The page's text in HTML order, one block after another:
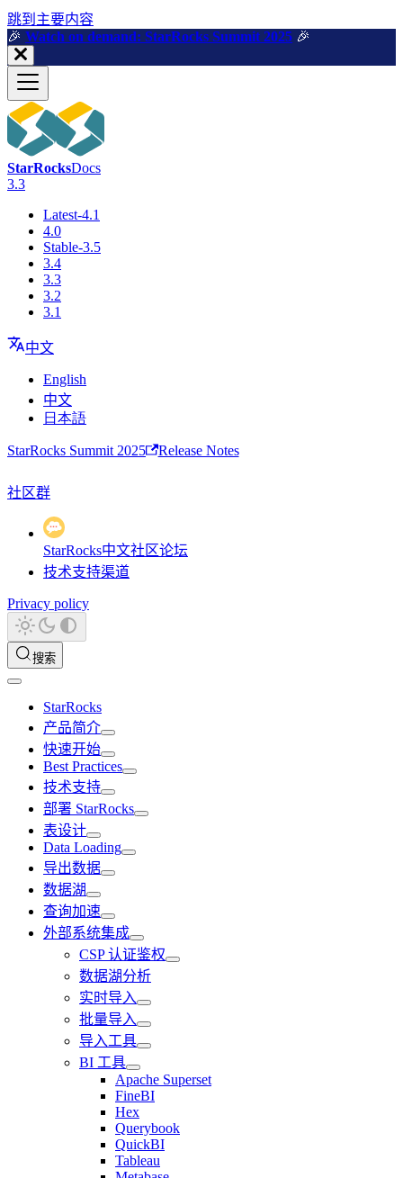
跳到主要内容
🎉️ Watch on demand: StarRocks Summit 2025 🎉️
StarRocksDocs
3.3
Latest-4.1
4.0
Stable-3.5
3.4
3.3
3.2
3.1
中文
English
中文
日本語
StarRocks Summit 2025 Release Notes
社区群
StarRocks中文社区论坛
技术支持渠道
Privacy policy
搜索
StarRocks
产品简介
快速开始
Best Practices
技术支持
部署 StarRocks
表设计
Data Loading
导出数据
数据湖
查询加速
外部系统集成
CSP 认证鉴权
数据湖分析
实时导入
批量导入
导入工具
BI 工具
Apache Superset
FineBI
Hex
Querybook
QuickBI
Tableau